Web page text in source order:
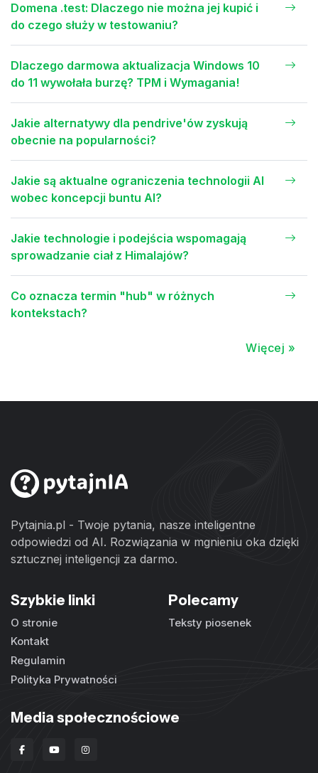
Domena .test: Dlaczego nie można jej kupić i
do czego służy w testowaniu?
Dlaczego darmowa aktualizacja Windows 10
do 11 wywołała burzę? TPM i Wymagania!
Jakie alternatywy dla pendrive'ów zyskują
obecnie na popularności?
Jakie są aktualne ograniczenia technologii AI
wobec koncepcji buntu AI?
Jakie technologie i podejścia wspomagają
sprowadzanie ciał z Himalajów?
Co oznacza termin "hub" w różnych
kontekstach?
Więcej »
Pytajnia.pl - Twoje pytania, nasze inteligentne
odpowiedzi od AI. Rozwiązania w mgnieniu oka dzięki
sztucznej inteligencji za darmo.
Szybkie linki
O stronie
Kontakt
Regulamin
Polityka Prywatności
Polecamy
Teksty piosenek
Media społecznościowe